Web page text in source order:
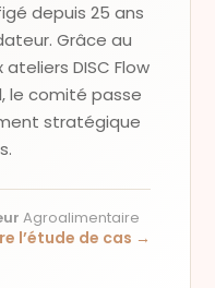
depuis 25 ans
Grâce au
DISC Flow
le comité passe
stratégique
Agroalimentaire
l’étude de cas →